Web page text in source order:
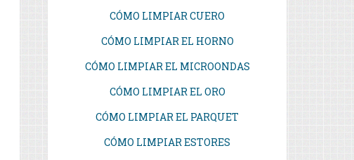
CÓMO LIMPIAR CUERO
CÓMO LIMPIAR EL HORNO
CÓMO LIMPIAR EL MICROONDAS
CÓMO LIMPIAR EL ORO
CÓMO LIMPIAR EL PARQUET
CÓMO LIMPIAR ESTORES